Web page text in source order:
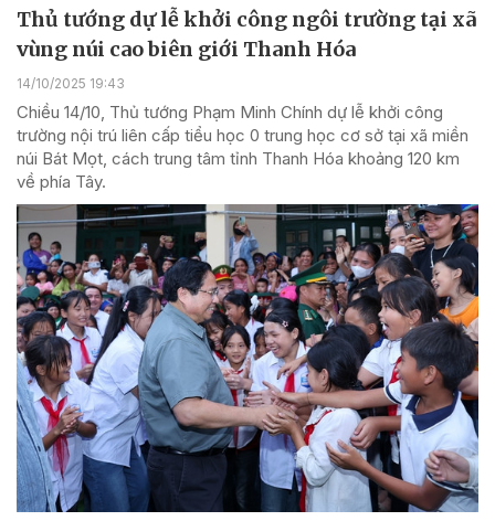
Thủ tướng dự lễ khởi công ngôi trường tại xã
vùng núi cao biên giới Thanh Hóa
14/10/2025 19:43
Chiều 14/10, Thủ tướng Phạm Minh Chính dự lễ khởi công
trường nội trú liên cấp tiểu học 0 trung học cơ sở tại xã miền
núi Bát Mọt, cách trung tâm tỉnh Thanh Hóa khoảng 120 km
về phía Tây.